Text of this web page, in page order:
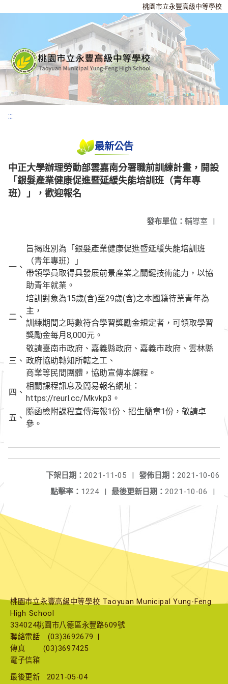
桃園市立永豐高級中等學校
:::
最新公告
中正大學辦理勞動部雲嘉南分署職前訓練計畫，開設
「銀髮產業健康促進暨延緩失能培訓班（青年專
班）」，歡迎報名
發布單位： 輔導室 |
一、
旨揭班別為「銀髮產業健康促進暨延緩失能培訓班
（青年專班）」
帶領學員取得具發展前景產業之關鍵技術能力，以協
助青年就業。
二、
培訓對象為15歲(含)至29歲(含)之本國籍待業青年為
主，
訓練期間之時數符合學習獎勵金規定者，可領取學習
獎勵金每月8,000元。
三、
敬請臺南市政府、嘉義縣政府、嘉義市政府、雲林縣
政府協助轉知所轄之工、
商業等民間團體，協助宣傳本課程。
四、
相關課程訊息及簡易報名網址：
https://reurl.cc/Mkvkp3。
五、
隨函檢附課程宣傳海報1份、招生簡章1份，敬請卓
參。
發佈日期： 2021-10-06
下架日期： 2021-11-05
|
最後更新日期： 2021-10-06 |
點擊率： 1224 |
桃園市立永豐高級中等學校 Taoyuan Municipal Yung-Feng
High School
334024桃園市八德區永豐路609號
聯絡電話
(03)3692679
傳真
(03)3697425
電子信箱
最後更新
2021-05-04